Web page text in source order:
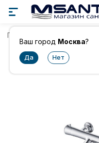
Ваш город Москва?
Главная